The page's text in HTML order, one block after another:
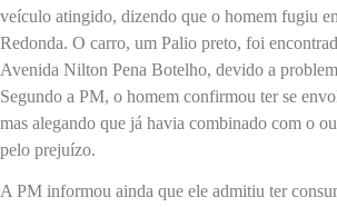
veículo atingido, dizendo que o homem fugiu
Redonda. O carro, um Palio preto, foi
Avenida Nilton Pena Botelho, devido a
Segundo a PM, o homem confirmou ter se
mas alegando que já havia combinado com o
pelo prejuízo.
A PM informou ainda que ele admitiu ter